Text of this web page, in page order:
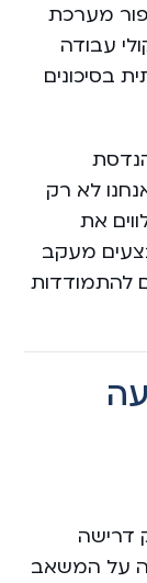
מערכת
עבודה
בסיכונים
לא רק
את
מעקב
להתמודדות
דרישה
על המשאב